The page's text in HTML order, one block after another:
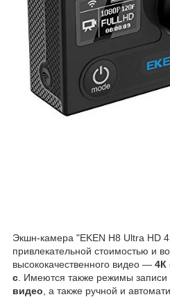
Экшн-камера "EKEN H8 Ultra HD
привлекательной стоимостью и
высококачественного видео — 4К
с . Имеются также режимы
видео , а также ручной и